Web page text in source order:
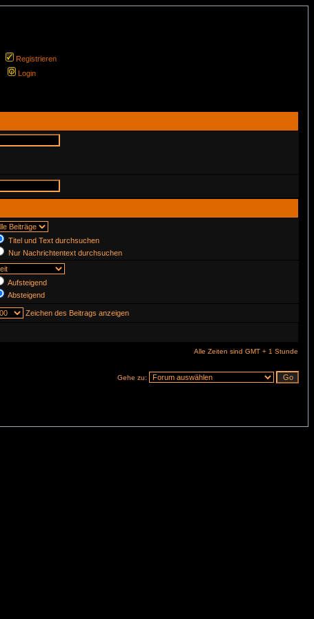
Registrieren
Login
Titel und Text durchsuchen
Nur Nachrichtentext durchsuchen
Aufsteigend
Absteigend
Zeichen des Beitrags anzeigen
Alle Zeiten sind GMT + 1 Stunde
Gehe zu: